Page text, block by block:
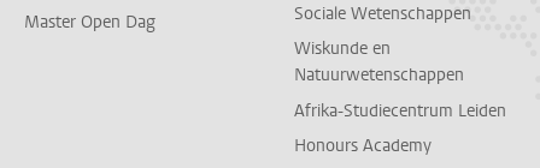
Master Open Dag
Sociale Wetenschappen
Wiskunde en
Natuurwetenschappen
Afrika-Studiecentrum Leiden
Honours Academy